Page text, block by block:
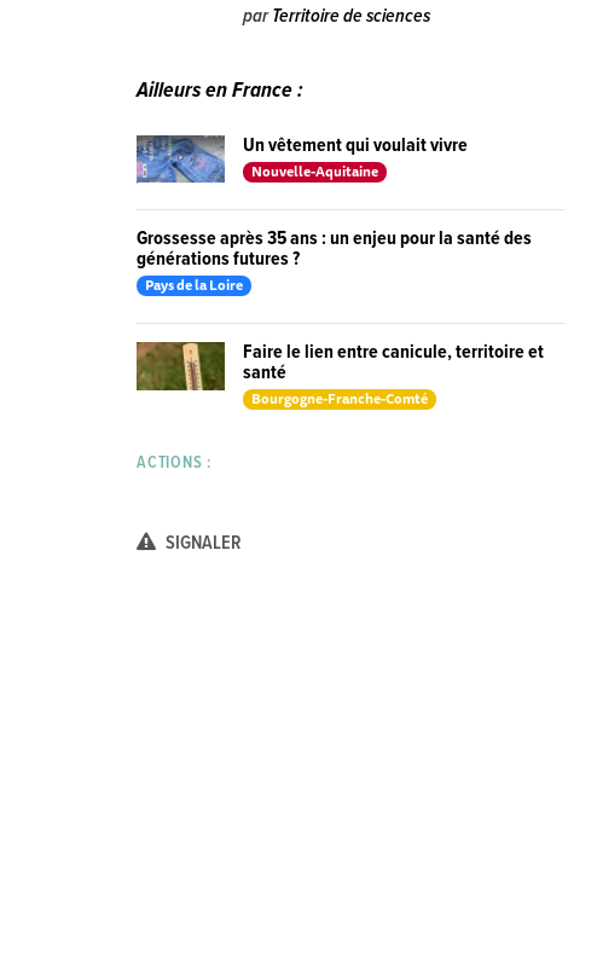
parTerritoire de sciences
Ailleurs en France :
Un vêtement qui voulait vivre
Nouvelle-Aquitaine
Grossesse après 35 ans : un enjeu pour la santé des
générations futures ?
Pays de la Loire
Faire le lien entre canicule, territoire et
santé
Bourgogne-Franche-Comté
ACTIONS :
SIGNALER